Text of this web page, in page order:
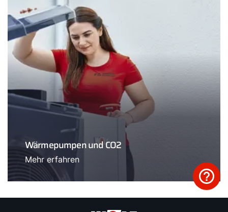
Wärmepumpen und CO2
Mehr erfahren